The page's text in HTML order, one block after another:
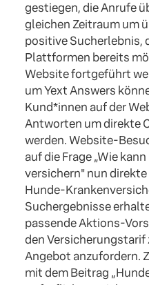
gestiegen, die Anrufe
gleichen Zeitraum um
positive Sucherlebnis,
Plattformen bereits
Website fortgeführt
um Yext Answers
Kund*innen auf der
Antworten um direkte
werden. Website-
auf die Frage „Wie
versichern" nun
Hunde-
Suchergebnisse
passende Aktions-
den Versicherungstarif
Angebot anzufordern.
mit dem Beitrag